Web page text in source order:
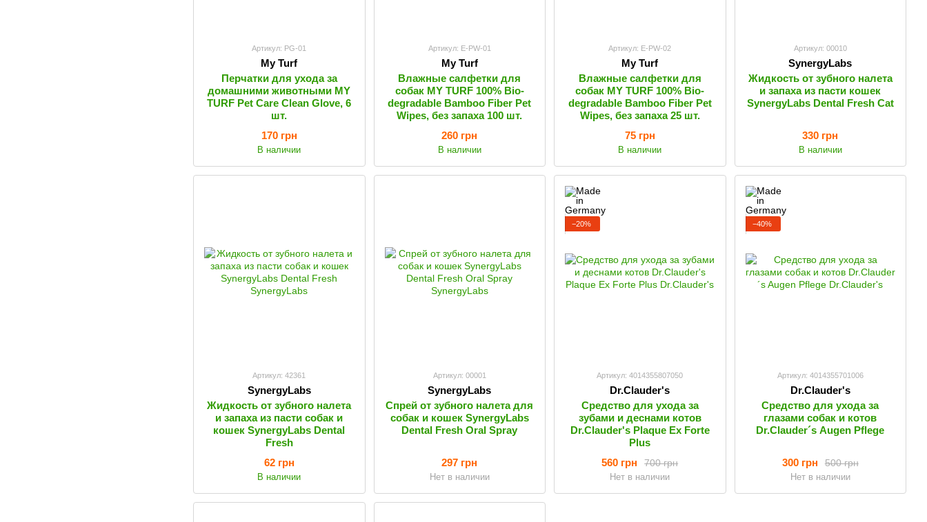
Артикул: PG-01
My Turf
Перчатки для ухода за
домашними животными MY
TURF Pet Care Clean Glove, 6
шт.
170 грн
В наличии
Артикул: E-PW-01
My Turf
Влажные салфетки для
собак MY TURF 100% Bio-
degradable Bamboo Fiber Pet
Wipes, без запаха 100 шт.
260 грн
В наличии
Артикул: E-PW-02
My Turf
Влажные салфетки для
собак MY TURF 100% Bio-
degradable Bamboo Fiber Pet
Wipes, без запаха 25 шт.
75 грн
В наличии
Артикул: 00010
SynergyLabs
Жидкость от зубного налета
и запаха из пасти кошек
SynergyLabs Dental Fresh Cat
330 грн
В наличии
Артикул: 42361
SynergyLabs
Жидкость от зубного налета
и запаха из пасти собак и
кошек SynergyLabs Dental
Fresh
62 грн
В наличии
Артикул: 00001
SynergyLabs
Спрей от зубного налета для
собак и кошек SynergyLabs
Dental Fresh Oral Spray
297 грн
Нет в наличии
−20%
Артикул: 4014355807050
Dr.Clauder's
Средство для ухода за
зубами и деснами котов
Dr.Clauder's Plaque Ex Forte
Plus
700 грн
560 грн
Нет в наличии
−40%
Артикул: 4014355701006
Dr.Clauder's
Средство для ухода за
глазами собак и котов
Dr.Clauder´s Augen Pflege
500 грн
300 грн
Нет в наличии